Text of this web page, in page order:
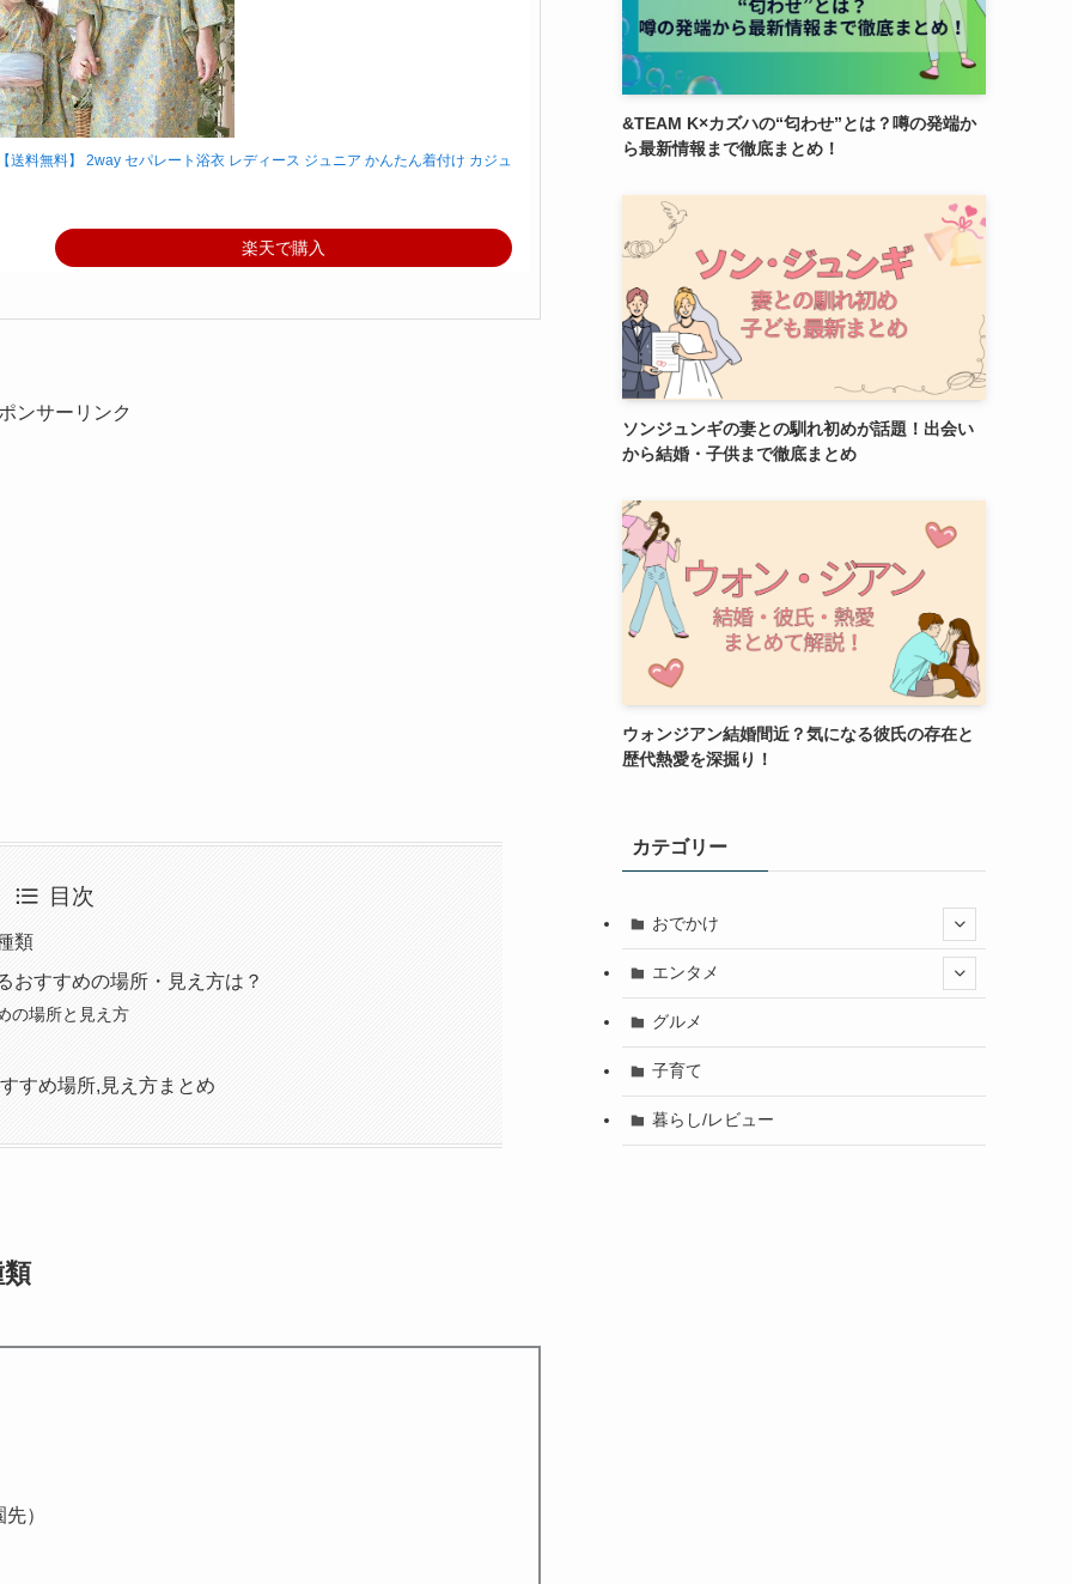
料無料】 2way セパレート浴衣 レディース ジュニア かんたん着付け カジュ
楽天で購入
ンサーリンク
目次
類
おすすめの場所・見え方は？
の場所と見え方
すめ場所,見え方まとめ
）
&TEAM K×カズハの“匂わせ”とは？噂の発端か
ら最新情報まで徹底まとめ！
ソンジュンギの妻との馴れ初めが話題！出会い
から結婚・子供まで徹底まとめ
ウォンジアン結婚間近？気になる彼氏の存在と
歴代熱愛を深掘り！
カテゴリー
おでかけ
エンタメ
グルメ
子育て
暮らし/レビュー